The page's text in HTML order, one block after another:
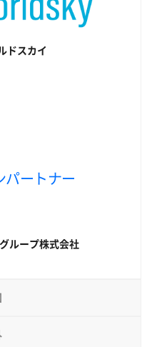
ドスカイ
パートナー
ループ株式会社